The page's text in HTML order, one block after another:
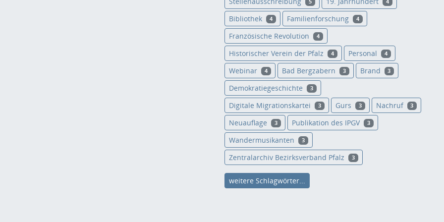
5 4
Bibliothek 4 Familienforschung 4
Französische Revolution 4
Historischer Verein der Pfalz 4 Personal 4
Webinar 4 Bad Bergzabern 3 Brand 3
Demokratiegeschichte 3
Digitale Migrationskartei 3 Gurs 3 Nachruf 3
Neuauflage 3 Publikation des IPGV 3
Wandermusikanten 3
Zentralarchiv Bezirksverband Pfalz 3
weitere Schlagwörter...